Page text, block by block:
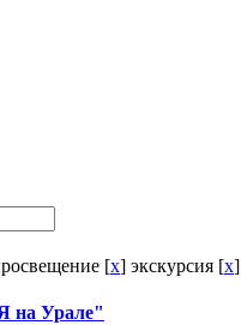
[x] экскурсия [x]
на Урале"